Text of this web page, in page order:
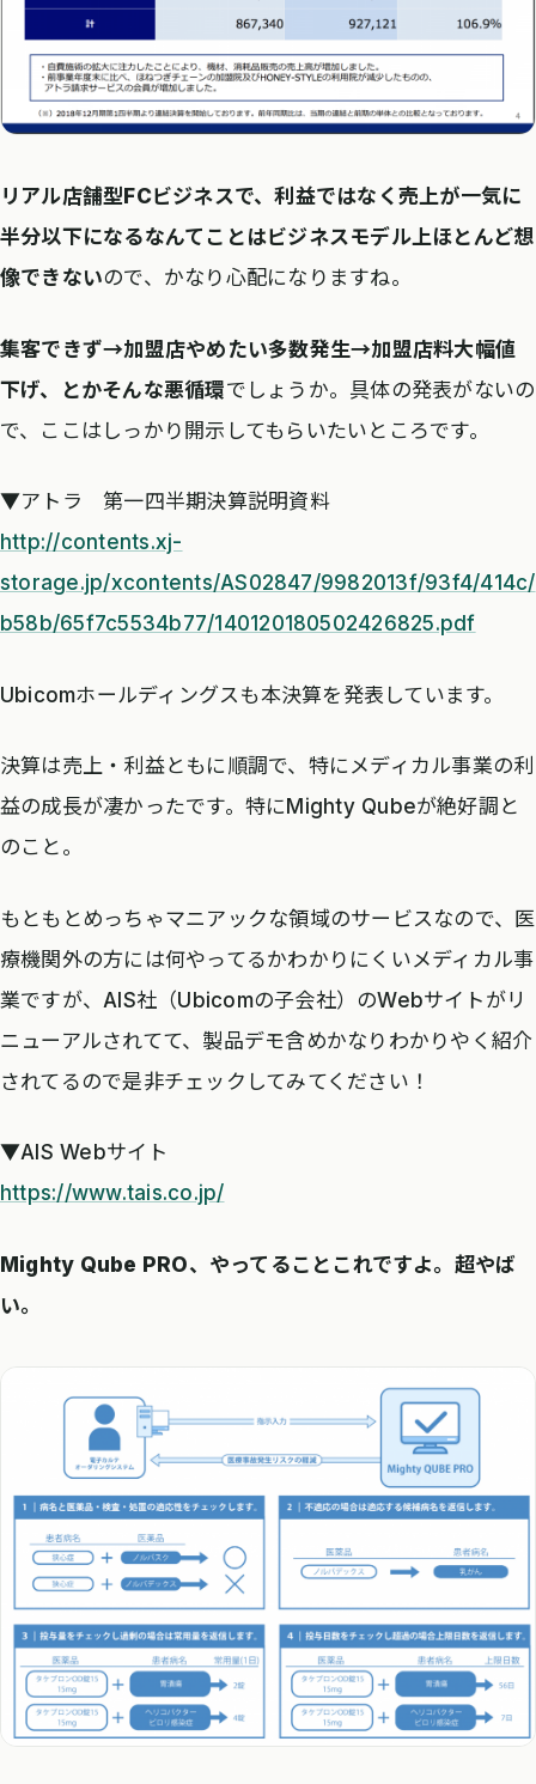
リアル店舗型FCビジネスで、利益ではなく売上が一気に
半分以下になるなんてことはビジネスモデル上ほとんど想
像できないので、かなり心配になりますね。
集客できず→加盟店やめたい多数発生→加盟店料大幅値
下げ、とかそんな悪循環でしょうか。具体の発表がないの
で、ここはしっかり開示してもらいたいところです。
▼アトラ 第一四半期決算説明資料
http://contents.xj-
storage.jp/xcontents/AS02847/9982013f/93f4/414c/
b58b/65f7c5534b77/140120180502426825.pdf
Ubicomホールディングスも本決算を発表しています。
決算は売上・利益ともに順調で、特にメディカル事業の利
益の成長が凄かったです。特にMighty Qubeが絶好調と
のこと。
もともとめっちゃマニアックな領域のサービスなので、医
療機関外の方には何やってるかわかりにくいメディカル事
業ですが、AIS社（Ubicomの子会社）のWebサイトがリ
ニューアルされてて、製品デモ含めかなりわかりやく紹介
されてるので是非チェックしてみてください！
▼AIS Webサイト
https://www.tais.co.jp/
Mighty Qube PRO、やってることこれですよ。超やば
い。